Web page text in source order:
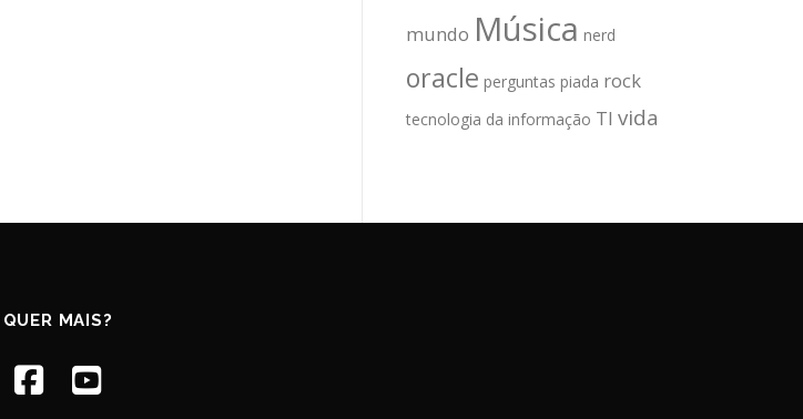
mundo Música nerd
oracle perguntas piada rock
tecnologia da informação TI vida
QUER MAIS?